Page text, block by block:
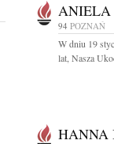
ANIELA
94 POZNAŃ
W dniu 19
lat, Nasza
HANNA